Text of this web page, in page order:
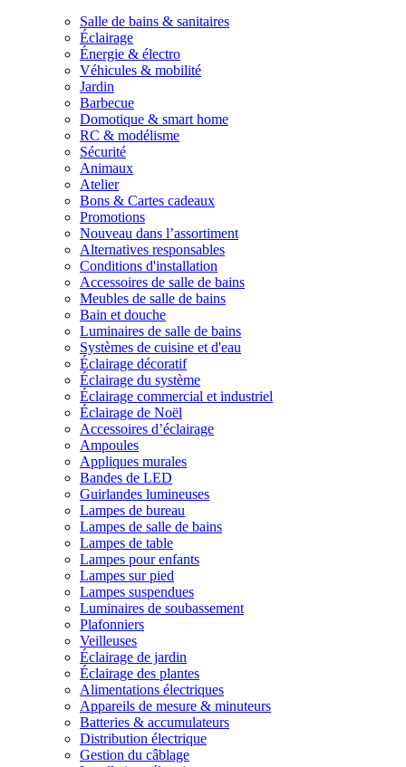
Salle de bains & sanitaires
Éclairage
Énergie & électro
Véhicules & mobilité
Jardin
Barbecue
Domotique & smart home
RC & modélisme
Sécurité
Animaux
Atelier
Bons & Cartes cadeaux
Promotions
Nouveau dans l’assortiment
Alternatives responsables
Conditions d'installation
Accessoires de salle de bains
Meubles de salle de bains
Bain et douche
Luminaires de salle de bains
Systèmes de cuisine et d'eau
Éclairage décoratif
Éclairage du système
Éclairage commercial et industriel
Éclairage de Noël
Accessoires d’éclairage
Ampoules
Appliques murales
Bandes de LED
Guirlandes lumineuses
Lampes de bureau
Lampes de salle de bains
Lampes de table
Lampes pour enfants
Lampes sur pied
Lampes suspendues
Luminaires de soubassement
Plafonniers
Veilleuses
Éclairage de jardin
Éclairage des plantes
Alimentations électriques
Appareils de mesure & minuteurs
Batteries & accumulateurs
Distribution électrique
Gestion du câblage